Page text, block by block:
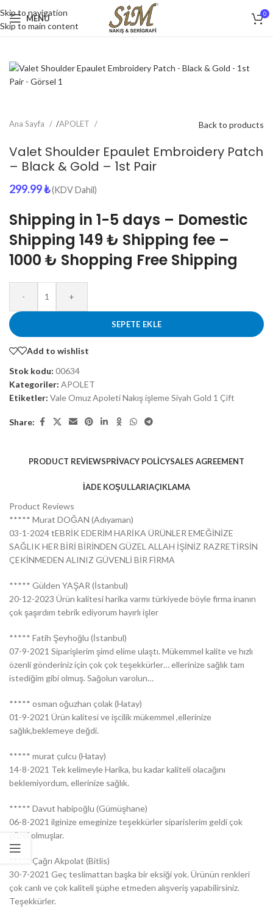
Skip to navigation
Skip to main content
MENU 0
Ana Sayfa /APOLET Back to products
Valet Shoulder Epaulet Embroidery Patch
– Black & Gold – 1st Pair
299.99₺(KDV Dahil)
Shipping in 1-5 days – Domestic
Shipping 149 ₺ Shipping fee –
1000 ₺ Shopping Free Shipping
- +
SEPETE EKLE
Add to wishlist
Stok kodu: 00634
Kategoriler: APOLET
Etiketler: Vale Omuz Apoleti Nakış işleme Siyah Gold 1 Çift
Share:
PRODUCT REVIEWSPRIVACY POLICYSALES AGREEMENT
İADE KOŞULLARIAÇIKLAMA
Product Reviews
***** Murat DOĞAN (Adıyaman)
03-1-2024 tEBRİK EDERİM HARİKA ÜRÜNLER EMEĞİNİZE
SAĞLIK HER BİRİ BİRİNDEN GÜZEL ALLAH İŞİNİZ RAZRETİRSİN
ÇEKİNMEDEN ALINIZ GÜVENLİ BİR FİRMA
***** Gülden YAŞAR (İstanbul)
20-12-2023 Ürün kalitesi harika varmı türkiyede böyle firma inanın
çok şaşırdım tebrik ediyorum hayırlı işler
***** Fatih Şeyhoğlu (İstanbul)
07-9-2021 Siparişlerim şimd elime ulaştı. Mükemmel kalite ve hızlı
özenli gönderiniz için çok çok teşekkürler… ellerinize sağlık tam
istediğim gibi olmuş. Sağolun varolun…
***** osman oğuzhan çolak (Hatay)
01-9-2021 Ürün kalitesi ve işcilik mükemmel ,ellerinize
sağlık,beklemeye değdi.
***** murat çulcu (Hatay)
14-8-2021 Tek kelimeyle Harika, bu kadar kaliteli olacağını
beklemiyordum, ellerinize sağlık.
***** Davut habipoğlu (Gümüşhane)
06-8-2021 ilginize emeginize teşekkürler siparislerim geldi çok
güzel olmuşlar.
***** Çağrı Akpolat (Bitlis)
30-7-2021 Geç teslimattan başka bir eksiği yok. Ürünün renkleri
çok canlı ve çok kaliteli şüphe etmeden alışveriş yapabilirsiniz.
Teşekkürler.